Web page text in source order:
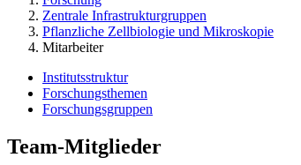
Zentrale Infrastrukturgruppen
Pflanzliche Zellbiologie und Mikroskopie
Mitarbeiter
Institutsstruktur
Forschungsthemen
Forschungsgruppen
Team-Mitglieder